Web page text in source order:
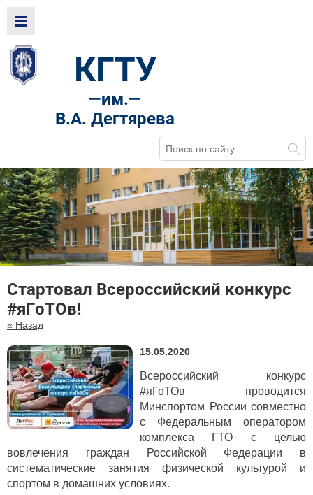
КГТУ
—им.—
В.А. Дегтярева
Стартовал Всероссийский конкурс
#яГоТОв!
« Назад
15.05.2020
Всероссийский конкурс
#яГоТОв проводится
Минспортом России совместно
с Федеральным оператором
комплекса ГТО с целью
вовлечения граждан Российской Федерации в
систематические занятия физической культурой и
спортом в домашних условиях.